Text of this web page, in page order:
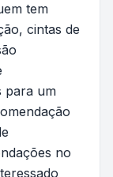
tem
cintas de
para um
no